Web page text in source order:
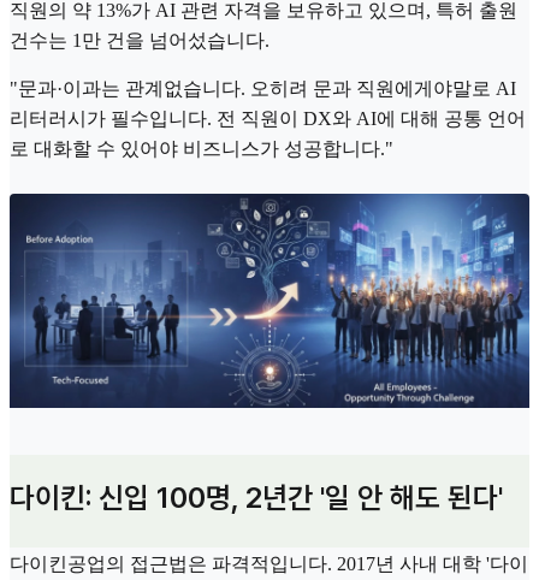
직원의 약 13%가 AI 관련 자격을 보유하고 있으며, 특허 출원
건수는 1만 건을 넘어섰습니다.
"문과·이과는 관계없습니다. 오히려 문과 직원에게야말로 AI
리터러시가 필수입니다. 전 직원이 DX와 AI에 대해 공통 언어
로 대화할 수 있어야 비즈니스가 성공합니다."
다이킨: 신입 100명, 2년간 '일 안 해도 된다'
다이킨공업의 접근법은 파격적입니다. 2017년 사내 대학 '다이